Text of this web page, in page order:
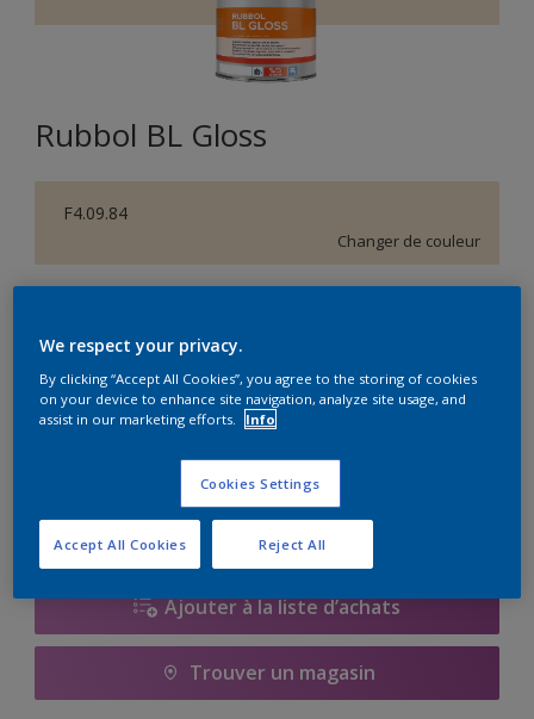
Rubbol BL Gloss
F4.09.84
Changer de couleur
1L
Quantité Calculateur de peinture
Calculer
Ajouter à la liste d’achats
Trouver un magasin
We respect your privacy.
By clicking “Accept All Cookies”, you agree to the storing of cookies
on your device to enhance site navigation, analyze site usage, and
assist in our marketing efforts.
Info
Cookies Settings
Reject All
Accept All Cookies